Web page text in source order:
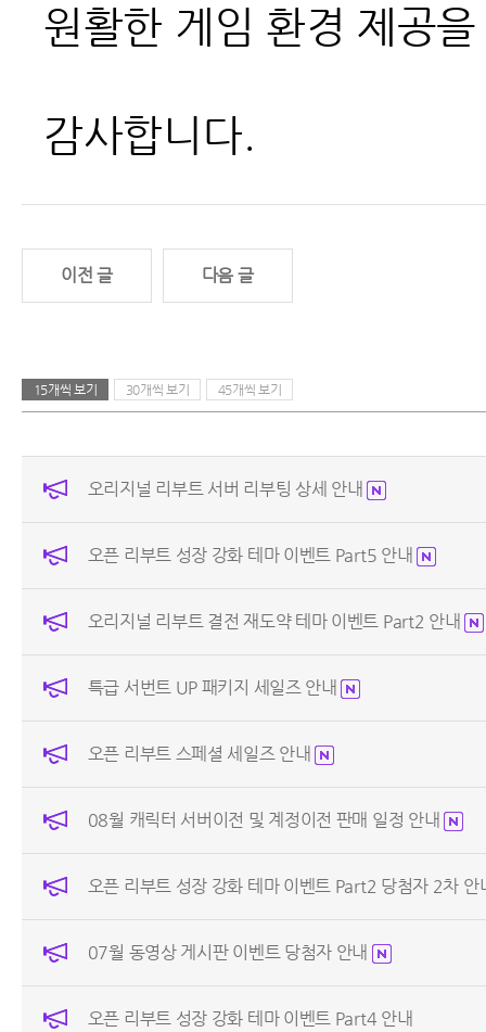
원활한 게임 환경 제공
감사합니다.
이전 글 다음 글
15개씩 보기 30개씩 보기 45개씩 보기
오리지널 리부트 서버 리부팅 상세 안내
오픈 리부트 성장 강화 테마 이벤트 Part5 안내
오리지널 리부트 결전 재도약 테마 이벤트 Part2 안내
특급 서번트 UP 패키지 세일즈 안내
오픈 리부트 스페셜 세일즈 안내
08월 캐릭터 서버이전 및 계정이전 판매 일정 안내
오픈 리부트 성장 강화 테마 이벤트 Part2 당첨자 2차
07월 동영상 게시판 이벤트 당첨자 안내
오픈 리부트 성장 강화 테마 이벤트 Part4 안내